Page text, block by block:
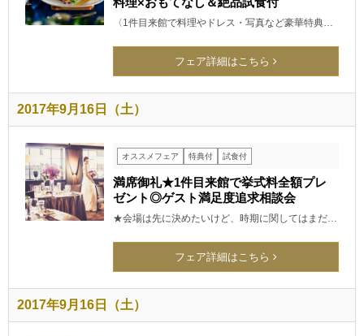
〈1件目来館で料理やドレス・写真など豪華特典…
フェア詳細はこちら
2017年9月16日（土）
オススメフェア 特典付 試食付
満席御礼★1件目来館で挙式料全額プレ
ゼント◎ゲスト満足度追求相談会
★会場は先に決めたいけど、時期に関してはまだ…
フェア詳細はこちら
2017年9月16日（土）